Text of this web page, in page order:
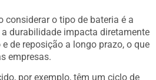
o tipo de bateria é a
durabilidade impacta diretamente
de reposição a longo prazo, o que
empresas.
por exemplo, têm um ciclo de